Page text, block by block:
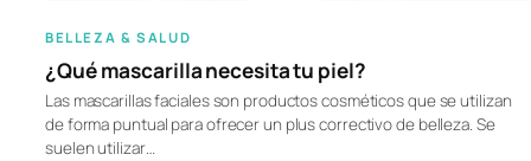
BELLEZA & SALUD
¿Qué mascarilla necesita tu piel?
Las mascarillas faciales son productos cosméticos que se utilizan
de forma puntual para ofrecer un plus correctivo de belleza. Se
suelen utilizar…